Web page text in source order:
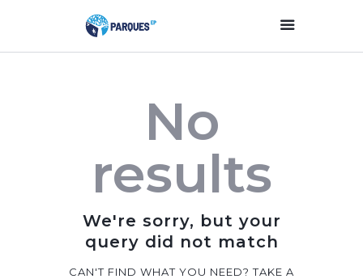
Parques Y Plazas
Participación
Ciudadana
Planificación
Transparencia
Contacto
No
results
We're sorry, but your
query did not match
CAN'T FIND WHAT YOU NEED? TAKE A